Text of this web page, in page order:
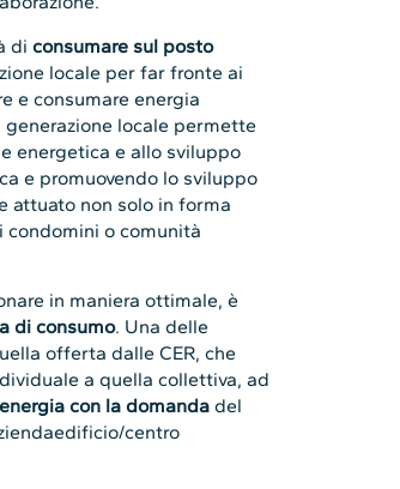
diconsumare sul posto
locale per far fronte ai
e consumare energia
locale permette
energetica e allo sviluppo
e promuovendo lo sviluppo
attuato non solo in forma
condomini o comunità
in maniera ottimale, è
di consumo. Una delle
offerta dalle CER, che
a quella collettiva, ad
con la domanda del
centro